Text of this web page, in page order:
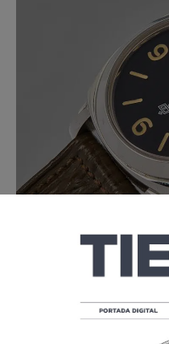
Según Phillips es el
Paul
asegura que“es